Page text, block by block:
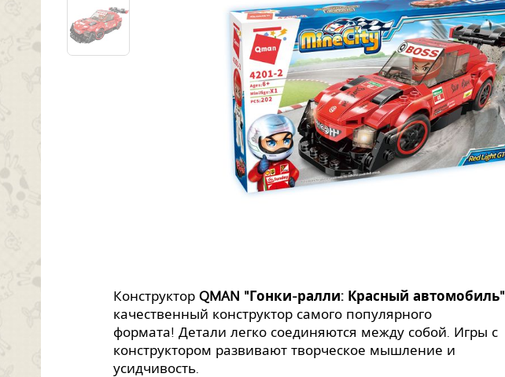
Конструктор QMAN "Гонки-ралли: Красный автомобиль"
качественный конструктор самого популярного
формата! Детали легко соединяются между собой. Игры с
конструктором развивают творческое мышление и
усидчивость.